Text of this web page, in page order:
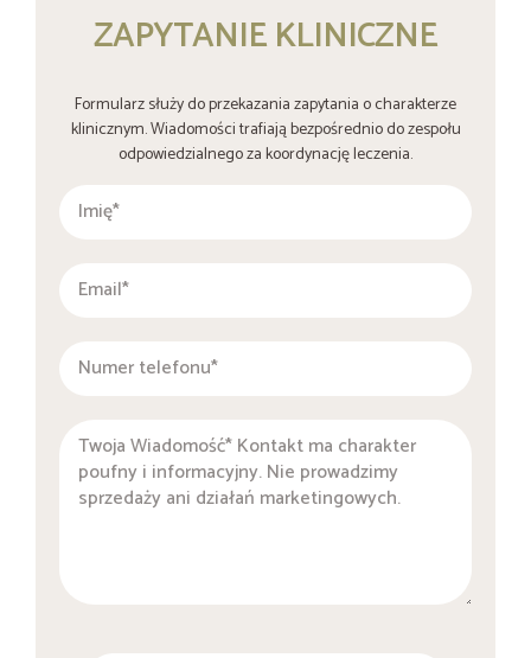
ZAPYTANIE KLINICZNE
Formularz służy do przekazania zapytania o charakterze
klinicznym. Wiadomości trafiają bezpośrednio do zespołu
odpowiedzialnego za koordynację leczenia.